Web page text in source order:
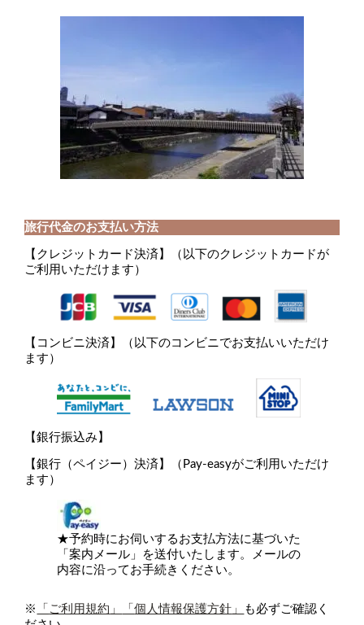
旅行代金のお支払い方法
【クレジットカード決済】（以下のクレジットカードが
ご利用いただけます）
【コンビニ決済】（以下のコンビニでお支払いいただけ
ます）
【銀行振込み】
【銀行（ペイジー）決済】（Pay-easyがご利用いただけ
ます）
★予約時にお伺いするお支払方法に基づいた
「案内メール」を送付いたします。メールの
内容に沿ってお手続きください。
※ 「 ご利用規約 」 「個人情報保護方針 」
も必ずご確認く